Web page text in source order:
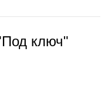
ключ"